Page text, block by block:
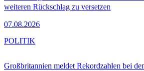
weiteren Rückschlag zu versetzen
07.08.2026
Großbritannien meldet Rekordzahlen bei
POLITIK